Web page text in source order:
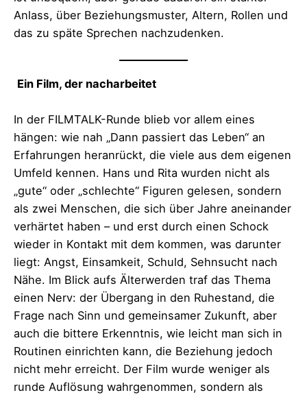
Anlass, über Beziehungsmuster, Altern, Rollen und
das zu späte Sprechen nachzudenken.
Ein Film, der nacharbeitet
In der FILMTALK-Runde blieb vor allem eines
hängen: wie nah „Dann passiert das Leben“ an
Erfahrungen heranrückt, die viele aus dem eigenen
Umfeld kennen. Hans und Rita wurden nicht als
„gute“ oder „schlechte“ Figuren gelesen, sondern
als zwei Menschen, die sich über Jahre aneinander
verhärtet haben – und erst durch einen Schock
wieder in Kontakt mit dem kommen, was darunter
liegt: Angst, Einsamkeit, Schuld, Sehnsucht nach
Nähe. Im Blick aufs Älterwerden traf das Thema
einen Nerv: der Übergang in den Ruhestand, die
Frage nach Sinn und gemeinsamer Zukunft, aber
auch die bittere Erkenntnis, wie leicht man sich in
Routinen einrichten kann, die Beziehung jedoch
nicht mehr erreicht. Der Film wurde weniger als
runde Auflösung wahrgenommen, sondern als